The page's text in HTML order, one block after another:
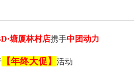
塘厦林村店携手中团动力
【年终大促】 活动